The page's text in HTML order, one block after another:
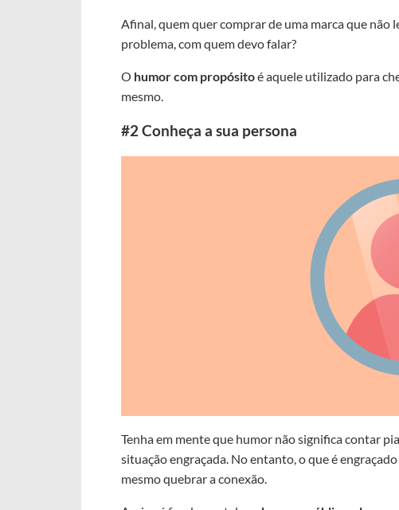
Afinal, quem quer comprar de uma marca que não
problema, com quem devo falar?
O humor com propósitoé aquele utilizado para
mesmo.
#2 Conheça a sua persona
Tenha em mente que humor não significa contar
situação engraçada. No entanto, o que é
mesmo quebrar a conexão.